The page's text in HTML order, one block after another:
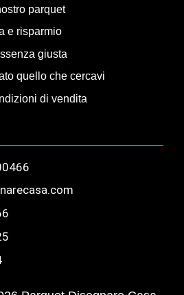
parquet
e risparmio
giusta
quello che cercavi
di vendita